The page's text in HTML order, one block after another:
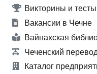
Викторины и тесты
Вакансии в Чечне
Вайнахская
Чеченский
Каталог